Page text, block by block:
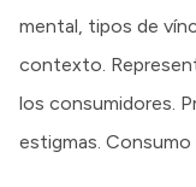
mental, tipos de
contexto.
los consumidores.
estigmas.